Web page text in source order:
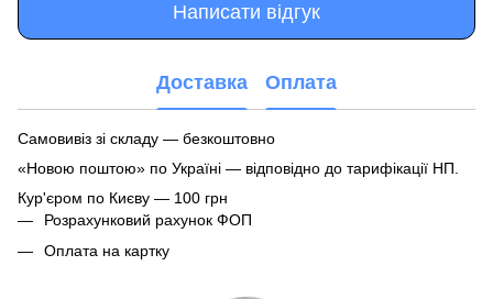
Написати відгук
Доставка Оплата
Самовивіз зі складу — безкоштовно
«Новою поштою» по Україні — відповідно до тарифікації НП.
Кур'єром по Києву — 100 грн
Розрахунковий рахунок ФОП
Оплата на картку